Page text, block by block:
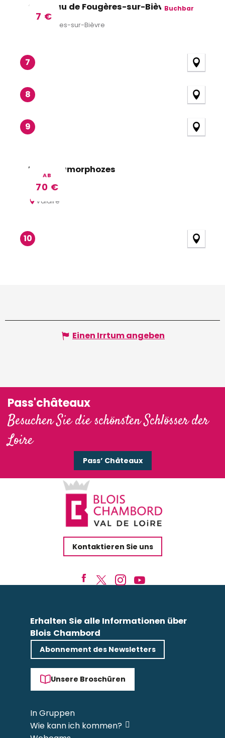
7 €
Château de Fougères-sur-Bièvre
Fougères-sur-Bièvre
Buchbar
7
8
9
AB
70 €
Les Métamorphozes
Valaire
10
Einen Irrtum angeben
Pass'châteaux
Besuchen Sie die schönsten Schlösser der
Loire
Pass’ Châteaux
Kontaktieren Sie uns
Erhalten Sie alle Informationen über
Blois Chambord
Abonnement des Newsletters
Unsere Broschüren
In Gruppen
Wie kann ich kommen?